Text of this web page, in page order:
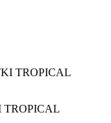
TROPICAL